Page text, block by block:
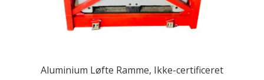
Aluminium Løfte Ramme, Ikke-certificeret